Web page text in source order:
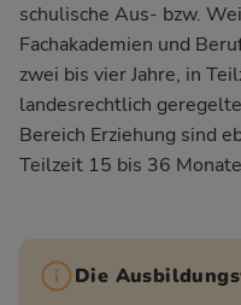
schulische Aus- bzw.
Fachakademien und
zwei bis vier Jahre, in
landesrechtlich
Bereich Erziehung sind
Teilzeit 15 bis 36
Die